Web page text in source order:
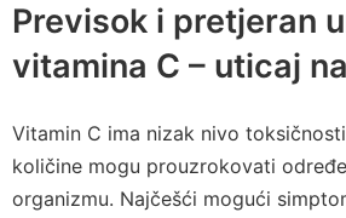
Previsok i pretjeran
vitamina C – uticaj
Vitamin C ima nizak nivo
količine mogu prouzrokovati
organizmu. Najčešći mogući